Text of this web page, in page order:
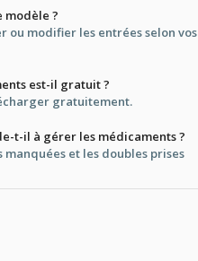
modèle ?
ou modifier les entrées selon vos
est-il gratuit ?
gratuitement.
t-il à gérer les médicaments ?
et les doubles prises